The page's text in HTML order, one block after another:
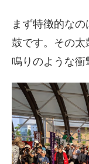
まず特徴的な
鼓です。その
鳴りのような衝